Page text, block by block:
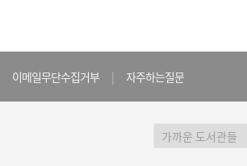
이메일무단수집거부 | 자주하는질문